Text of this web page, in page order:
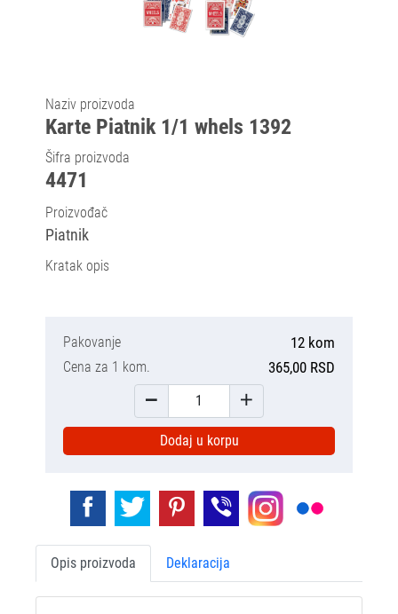
Naziv proizvoda
Karte Piatnik 1/1 whels 1392
Šifra proizvoda
4471
Proizvođač
Piatnik
Kratak opis
Pakovanje 12 kom
Cena za 1 kom. 365,00 RSD
Dodaj u korpu
Opis proizvoda Deklaracija